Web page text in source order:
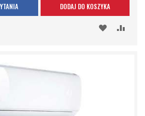
DODAJ DO KOSZYKA
DODAJ